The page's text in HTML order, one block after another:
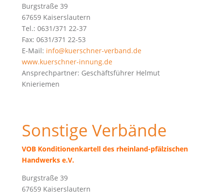
Burgstraße 39
67659 Kaiserslautern
Tel.: 0631/371 22-37
Fax: 0631/371 22-53
E-Mail: info@kuerschner-verband.de
www.kuerschner-innung.de
Ansprechpartner: Geschäftsführer Helmut
Knieriemen
Sonstige Verbände
VOB Konditionenkartell des rheinland-pfälzischen
Handwerks e.V.
Burgstraße 39
67659 Kaiserslautern